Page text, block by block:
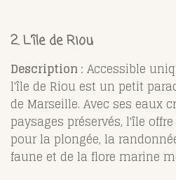
2. L'île de Riou
Description : Accessible
l'île de Riou est un petit
de Marseille. Avec ses eaux
paysages préservés, l'île
pour la plongée, la
faune et de la flore marine